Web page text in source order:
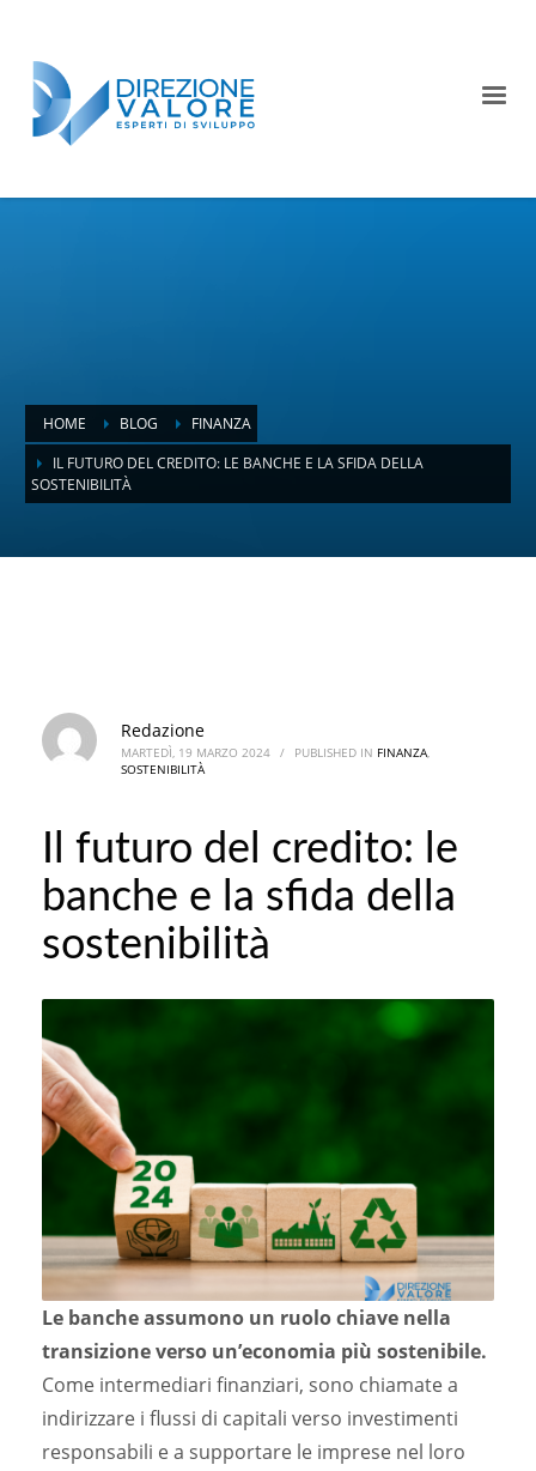
HOME BLOG
FINANZA
IL FUTURO DEL CREDITO: LE BANCHE E LA SFIDA DELLA
SOSTENIBILITÀ
Redazione
MARTEDÌ, 19 MARZO 2024 / PUBLISHED IN FINANZA,
SOSTENIBILITÀ
Il futuro del credito: le
banche e la sfida della
sostenibilità
Le banche assumono un ruolo chiave nella
transizione verso un’economia più sostenibile.
Come intermediari finanziari, sono chiamate a
indirizzare i flussi di capitali verso investimenti
responsabili e a supportare le imprese nel loro